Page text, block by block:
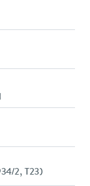
2, T23)